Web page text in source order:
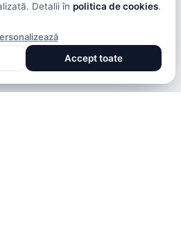
SĂ RENUNȚE LA
ONLINE
Detalii în politica de cookies.
Accept toate